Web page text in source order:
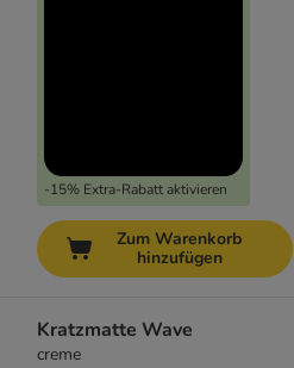
-15% Extra-Rabatt aktivieren
Zum Warenkorb
hinzufügen
Kratzmatte Wave
creme